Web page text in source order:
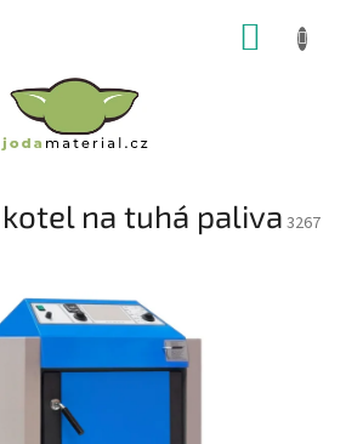
kotel na tuhá paliva 3267